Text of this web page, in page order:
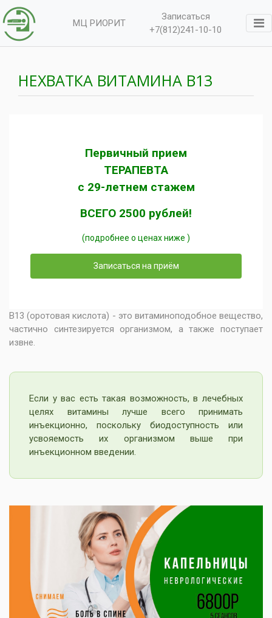
МЦ РИОРИТ
Записаться
+7(812)241-10-10
НЕХВАТКА ВИТАМИНА В13
Первичный прием
ТЕРАПЕВТА
с 29-летнем стажем
ВСЕГО 2500 рублей!
(подробнее о ценах ниже )
Записаться на приём
В13 (оротовая кислота) - это витаминоподобное вещество,
частично синтезируется организмом, а также поступает
извне.
Если у вас есть такая возможность, в лечебных
целях витамины лучше всего принимать
инъекционно, поскольку биодоступность или
усвояемость их организмом выше при
инъекционном введении.